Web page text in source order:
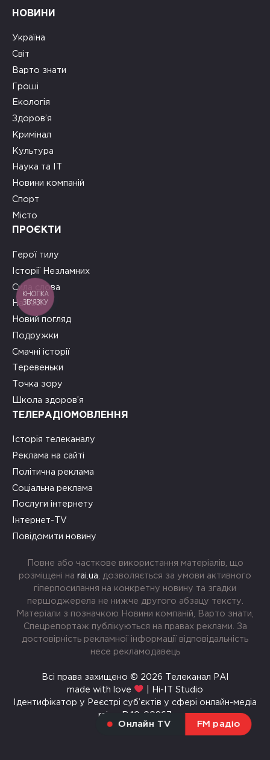
Онлайн TV FM радіо
НОВИНИ
Україна
Світ
Варто знати
Гроші
Екологія
Здоров’я
Кримінал
Культура
Наука та ІТ
Новини компаній
Спорт
Місто
ПРОЄКТИ
Герої тилу
Історії Незламних
Сила слова
На часі
Новий погляд
Подружки
Смачні історії
Теревеньки
Точка зору
Школа здоров’я
ТЕЛЕРАДІОМОВЛЕННЯ
Історія телеканалу
Реклама на сайті
Політична реклама
Соціальна реклама
Послуги інтернету
Інтернет-TV
Повідомити новину
Повне або часткове використання матеріалів, що
розміщені на rai.ua , дозволяється за умови активного
гіперпосилання на конкретну новину та згадки
першоджерела не нижче другого абзацу тексту.
Матеріали з позначкою Новини компаній, Варто знати,
Спецрепортаж публікуються на правах реклами. За
достовірність рекламної інформації відповідальність
несе рекламодавець
Всі права захищено © 2026 Телеканал РАІ
made with love
| Hi-IT Studio
Ідентифікатор у Реєстрі суб’єктів у сфері онлайн-медіа
rai.ua R40-00967
КНОПКА
ЗВ'ЯЗКУ